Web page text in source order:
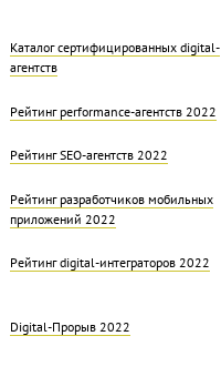
Каталог сертифицированных digital-
агентств
Рейтинг performance-агентств 2022
Рейтинг SEO-агентств 2022
Рейтинг разработчиков мобильных
приложений 2022
Рейтинг digital-интеграторов 2022
Digital-Прорыв 2022